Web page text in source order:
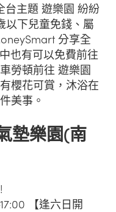
台主題 遊樂園 紛紛
以下兒童免錢、屬
分享全
也有可以免費前往
勞頓前往 遊樂園
櫻花可賞，沐浴在
美事。
墊樂園(南
【逢六日開